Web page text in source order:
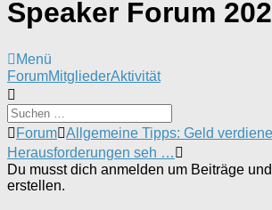
Speaker Forum
Menü
Forum-
Navigation
ForumMitgliederAktivität
Forum-
Breadcrumbs
-
Du
bist
Forum Allgemeine Tipps: Geld
Herausforderungen seh …
Du musst dich anmelden um Beiträge
erstellen.